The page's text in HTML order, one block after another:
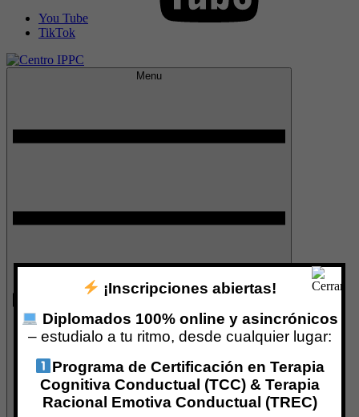
You Tube
TikTok
Menu
¡Inscripciones abiertas!
Diplomados 100% online y asincrónicos
– estudialo a tu ritmo, desde cualquier lugar:
Programa de Certificación en Terapia
Cognitiva Conductual (TCC) & Terapia
Racional Emotiva Conductual (TREC)